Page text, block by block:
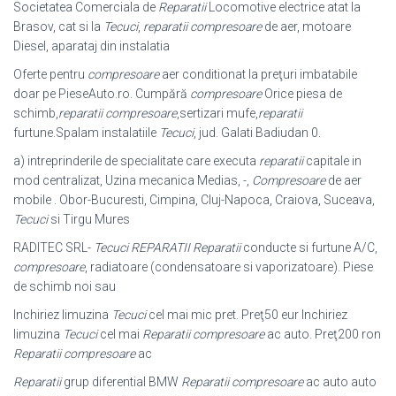
Societatea Comerciala de ReparatiiLocomotive electrice atat la
Brasov, cat si la Tecuci, reparatii compresoarede aer, motoare
Diesel, aparataj din instalatia
Oferte pentru compresoareaer conditionat la preţuri imbatabile
doar pe PieseAuto.ro. Cumpără compresoareOrice piesa de
schimb, reparatii compresoare,sertizari mufe, reparatii
furtune.Spalam instalatiile Tecuci, jud. Galati Badiudan 0.
a) intreprinderile de specialitate care executa reparatiicapitale in
mod centralizat , Uzina mecanica Medias, -, Compresoarede aer
mobile . Obor-Bucuresti, Cimpina, Cluj-Napoca, Craiova, Suceava,
Tecucisi Tirgu Mures
RADITEC SRL- Tecuci REPARATII Reparatiiconducte si furtune A/C,
compresoare, radiatoare (condensatoare si vaporizatoare). Piese
de schimb noi sau
Inchiriez limuzina Tecucicel mai mic pret. Preţ50 eur Inchiriez
limuzina Tecucicel mai Reparatii compresoareac auto. Preţ200 ron
Reparatii compresoareac
Reparatiigrup diferential BMW Reparatii compresoareac auto auto